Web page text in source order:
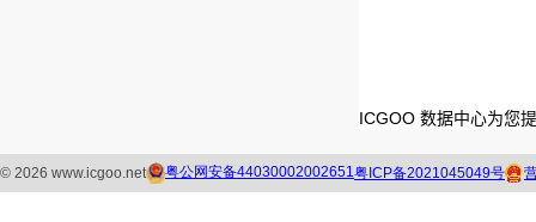
ICGOO 数据中心为您